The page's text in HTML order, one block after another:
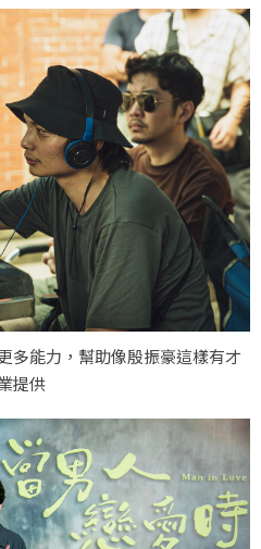
多能力，幫助像殷振豪這樣有才
提供